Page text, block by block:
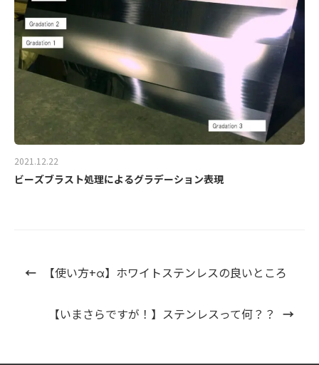
2021.12.22
ビーズブラスト処理によるグラデーション表現
← 【使い方+α】ホワイトステンレスの良いところ
【いまさらですが！】ステンレスって何？？ →